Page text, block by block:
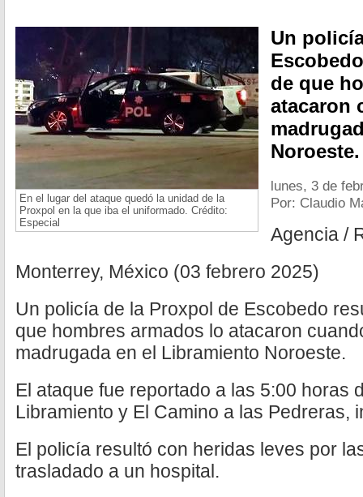
En el lugar del ataque quedó la unidad de la
Proxpol en la que iba el uniformado. Crédito:
Especial
Un
de que
atacaron
Noroeste.
lunes, 3 de
Por: Claudio
Agencia /
Monterrey, México (03 febrero 2025)
Un policía de la Proxpol de Escobedo
que hombres armados lo atacaron
madrugada en el Libramiento Noroeste.
El ataque fue reportado a las 5:00 horas
Libramiento y El Camino a las Pedreras,
El policía resultó con heridas leves por
trasladado a un hospital.